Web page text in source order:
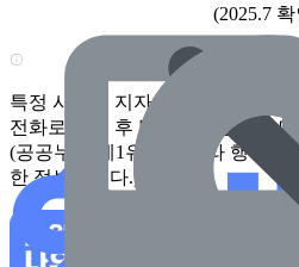
(2025.7
특정 시점에 지자체가 수집한 정
전화로 확인 후 방문하시길 권장드
(공공누리 제1유형에 따라 행정안
한 정보입니다.)